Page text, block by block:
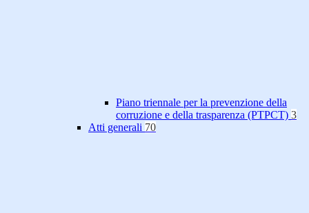
Piano triennale per la prevenzione della
corruzione e della trasparenza (PTPCT) 3
Atti generali 70